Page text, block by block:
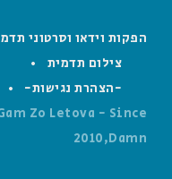
הפקות וידאו וסרטוני
צילום תדמית
-הצהרת נגישות-
Zo Letova - Since
2010,Damn